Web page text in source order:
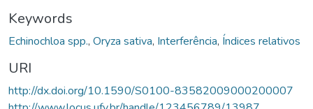
Keywords
Echinochloa spp., Oryza sativa, Interferência, Índices relativos
URI
http://dx.doi.org/10.1590/S0100-83582009000200007